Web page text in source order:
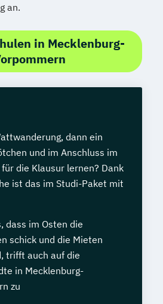
an.
in Mecklenburg-
dann ein
und im Anschluss im
die Klausur lernen? Dank
ist das im Studi-Paket mit
dass im Osten die
schick und die Mieten
trifft auch auf die
in Mecklenburg-
zu